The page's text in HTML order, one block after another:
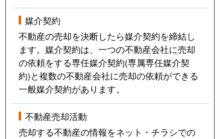
媒介契約
不動産の売却を決断したら媒介契約を締結し
ます。媒介契約は、一つの不動産会社に売却
の依頼をする専任媒介契約(専属専任媒介契
約)と複数の不動産会社に売却の依頼ができる
一般媒介契約があります。
不動産売却活動
売却する不動産の情報をネット・チラシでの